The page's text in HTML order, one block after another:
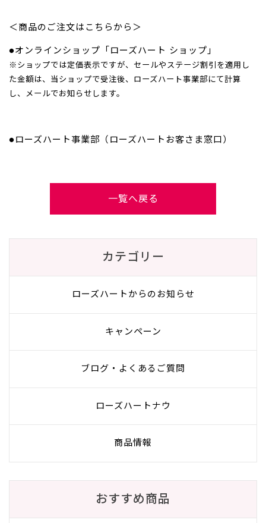
＜商品のご注文はこちらから＞
●オンラインショップ「ローズハート ショップ」
※ショップでは定価表示ですが、セールやステージ割引を適用し
た金額は、当ショップで受注後、ローズハート事業部にて計算
し、メールでお知らせします。
●ローズハート事業部（ローズハートお客さま窓口）
一覧へ戻る
カテゴリー
ローズハートからのお知らせ
キャンペーン
ブログ・よくあるご質問
ローズハートナウ
商品情報
おすすめ商品